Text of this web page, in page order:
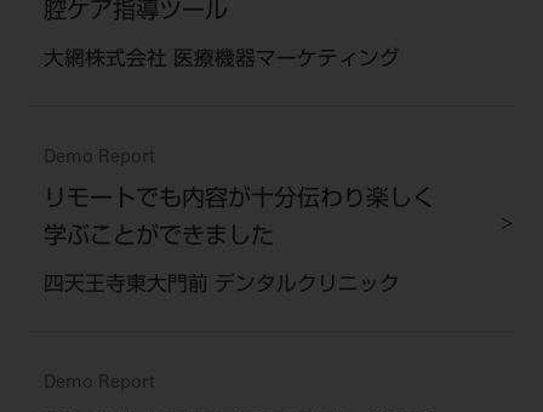
腔ケア指導ツール
大網株式会社 医療機器マーケティング
Demo Report
リモートでも内容が十分伝わり楽しく
学ぶことができました
四天王寺東大門前 デンタルクリニック
Demo Report